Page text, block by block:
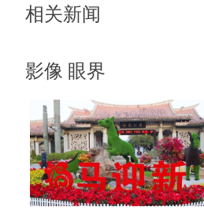
相关新闻
影像 眼界